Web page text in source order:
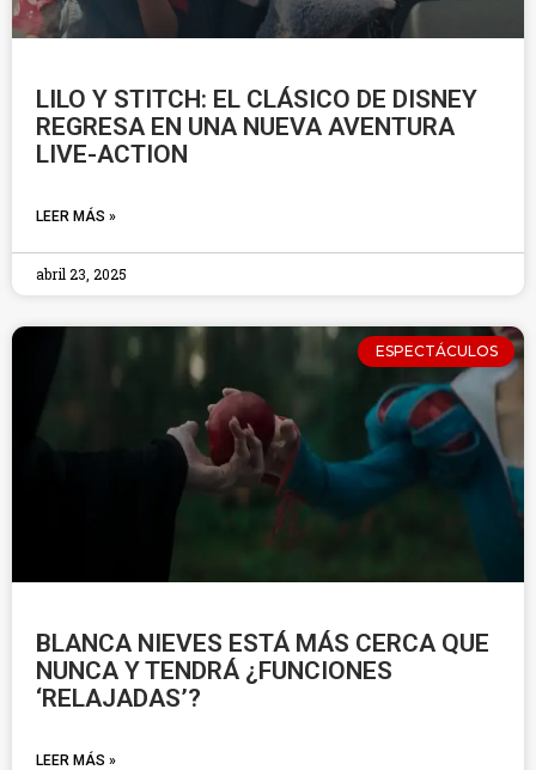
LILO Y STITCH: EL CLÁSICO DE DISNEY
REGRESA EN UNA NUEVA AVENTURA
LIVE-ACTION
LEER MÁS »
abril 23, 2025
ESPECTÁCULOS
BLANCA NIEVES ESTÁ MÁS CERCA QUE
NUNCA Y TENDRÁ ¿FUNCIONES
‘RELAJADAS’?
LEER MÁS »